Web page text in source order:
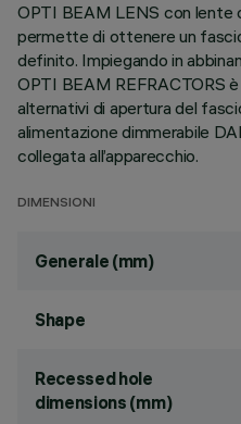
OPTI BEAM LENS con lente
permette di ottenere un
definito. Impiegando in
OPTI BEAM REFRACTORS
alternativi di apertura del
alimentazione dimmerabile
collegata all’apparecchio.
DIMENSIONI
Generale (mm)
Shape
Recessed hole
dimensions (mm)